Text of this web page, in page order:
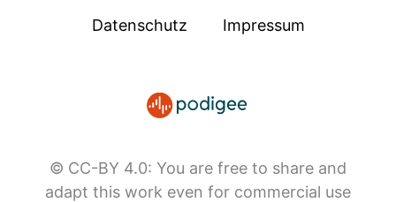
Datenschutz Impressum
© CC-BY 4.0: You are free to share and
adapt this work even for commercial use